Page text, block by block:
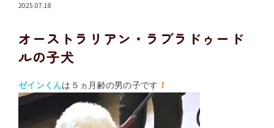
2025.07.18
オーストラリアン・ラブラドゥード
ルの子犬
ゼインくんは５ヵ月齢の男の子です ！